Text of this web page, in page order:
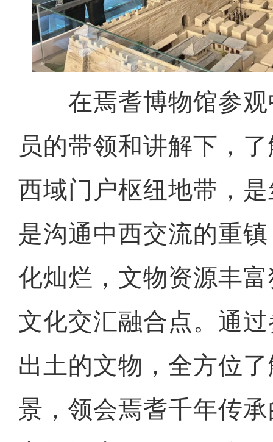
在焉耆博物馆参观
员的带领和讲解下，
西域门户枢纽地带，
是沟通中西交流的重
化灿烂，文物资源丰
文化交汇融合点。通
出土的文物，全方位
景，领会焉耆千年传